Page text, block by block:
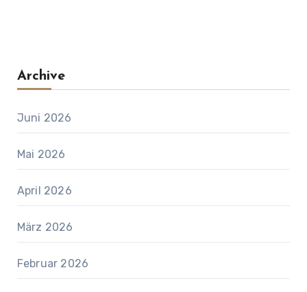
Archive
Juni 2026
Mai 2026
April 2026
März 2026
Februar 2026